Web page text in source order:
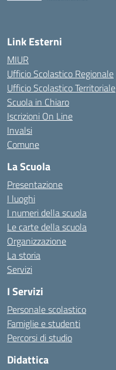
Link Esterni
MIUR
Ufficio Scolastico Regionale
Ufficio Scolastico Territoriale
Scuola in Chiaro
Iscrizioni On Line
Invalsi
Comune
La Scuola
Presentazione
I luoghi
I numeri della scuola
Le carte della scuola
Organizzazione
La storia
Servizi
I Servizi
Personale scolastico
Famiglie e studenti
Percorsi di studio
Didattica